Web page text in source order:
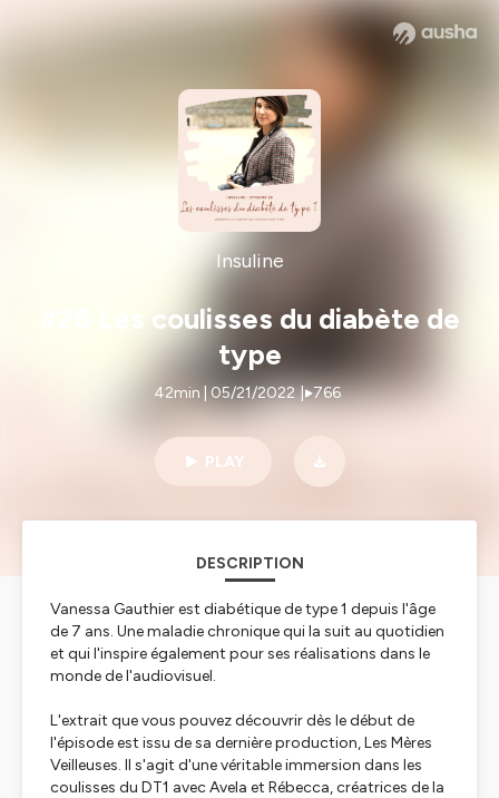
Insuline
#28 Les coulisses du diabète de
type
42min | 05/21/2022 | 766
PLAY
DESCRIPTION
Vanessa Gauthier est diabétique de type 1 depuis l'âge
de 7 ans. Une maladie chronique qui la suit au quotidien
et qui l'inspire également pour ses réalisations dans le
monde de l'audiovisuel.
L'extrait que vous pouvez découvrir dès le début de
l'épisode est issu de sa dernière production,Les Mères
Veilleuses. Il s'agit d'une véritable immersion dans les
coulisses du DT1 avec Avela et Rébecca, créatrices de la